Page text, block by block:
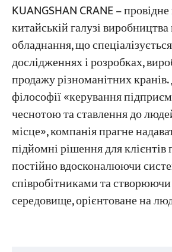
KUANGSHAN CRANE –
китайській галузі
обладнання, що
дослідженнях і розробках,
продажу різноманітних
філософії «керування
чеснотою та ставлення до
місце», компанія прагне
підйомні рішення для клієнтів
постійно вдосконалюючи
співробітниками та
середовище, орієнтоване на